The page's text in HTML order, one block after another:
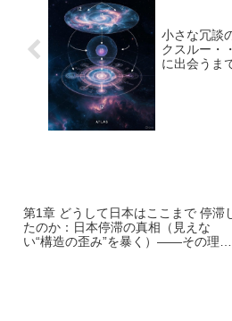
小さな冗談
クスルー・
に出会うま
第1章 どうして日本はここまで 停滞
たのか：日本停滞の真相（見えな
い“構造の歪み”を暴く）――その理論